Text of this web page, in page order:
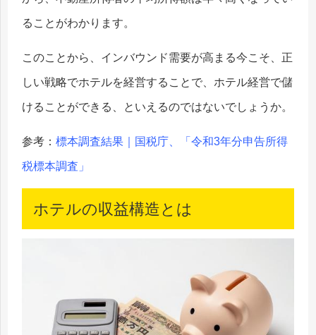
ることがわかります。
このことから、インバウンド需要が高まる今こそ、正
しい戦略でホテルを経営することで、ホテル経営で儲
けることができる、といえるのではないでしょうか。
参考：標本調査結果｜国税庁、「令和3年分申告所得
税標本調査」
ホテルの収益構造とは